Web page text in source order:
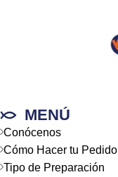
MENÚ
Conócenos
Cómo Hacer tu Pedido
Tipo de Preparación